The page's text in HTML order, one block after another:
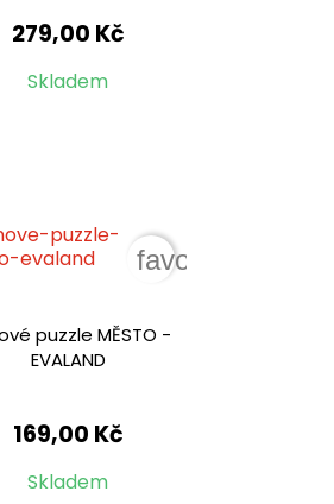
279,00 Kč
Skladem
puzzle MĚSTO -
EVALAND
169,00 Kč
Skladem
favorite_border